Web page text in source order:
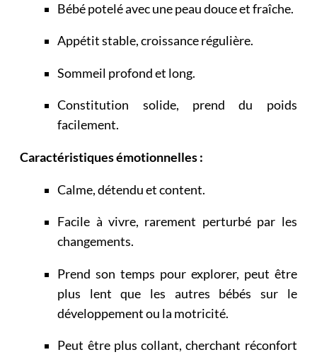
Bébé potelé avec une peau douce et fraîche.
Appétit stable, croissance régulière.
Sommeil profond et long.
Constitution solide, prend du poids
facilement.
Caractéristiques émotionnelles :
Calme, détendu et content.
Facile à vivre, rarement perturbé par les
changements.
Prend son temps pour explorer, peut être
plus lent que les autres bébés sur le
développement ou la motricité.
Peut être plus collant, cherchant réconfort